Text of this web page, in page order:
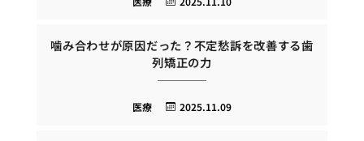
噛み合わせが原因だった？不定愁訴を改善する歯
列矯正の力
2025.11.09
医療